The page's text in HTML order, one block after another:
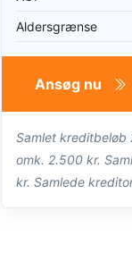
Aldersgrænse
Ansøg nu
Samlet kreditbeløb
omk. 2.500 kr.
kr. Samlede